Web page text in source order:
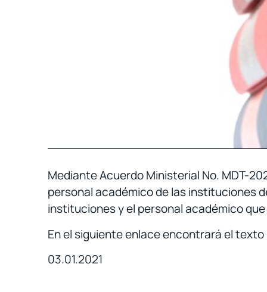
Mediante Acuerdo Ministerial No. MDT-
personal académico de las instituciones
instituciones y el personal académico
En el siguiente enlace encontrará el
03.01.2021